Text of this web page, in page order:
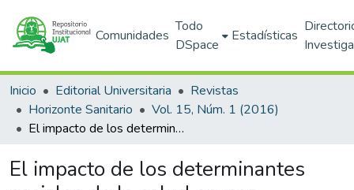
Comunidades
Todo
DSpace
Estadísticas
Inicio Editorial Universitaria
Revistas
Horizonte Sanitario
Vol. 15, Núm. 1 (2016)
El impacto de los determinantes sociales de la salud en una comunidad marginada.
El impacto de los determinantes